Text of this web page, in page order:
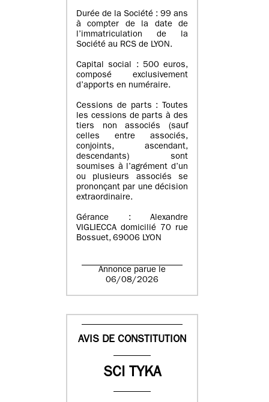
Durée de la Société : 99 ans
à compter de la date de
l’immatriculation de la
Société au RCS de LYON.
Capital social : 500 euros,
composé exclusivement
d’apports en numéraire.
Cessions de parts : Toutes
les cessions de parts à des
tiers non associés (sauf
celles entre associés,
conjoints, ascendant,
descendants) sont
soumises à l’agrément d’un
ou plusieurs associés se
prononçant par une décision
extraordinaire.
Gérance : Alexandre
VIGLIECCA domicilié 70 rue
Bossuet, 69006 LYON
Annonce parue le
06/08/2026
AVIS DE CONSTITUTION
SCI TYKA